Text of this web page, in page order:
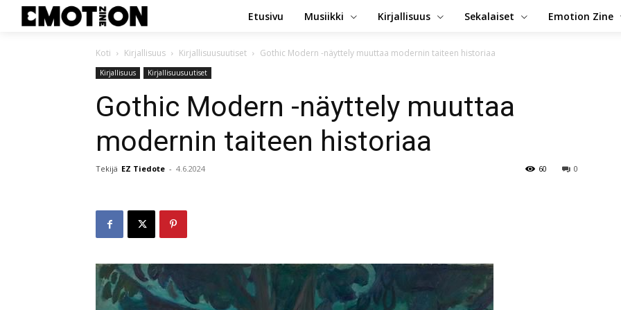
Etusivu Musiikki Kirjallisuus Sekalaiset Emotion Zine
Koti Kirjallisuus Kirjallisuusuutiset Gothic Modern -näyttely muuttaa modernin taiteen historiaa
Kirjallisuus Kirjallisuusuutiset
Gothic Modern -näyttely muuttaa
modernin taiteen historiaa
Tekijä EZ Tiedote - 4.6.2024 0
60